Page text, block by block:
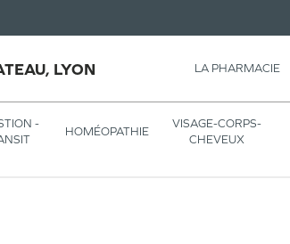
LYON LA PHARMACIE
-
HOMÉOPATHIE
VISAGE-CORPS-
CHEVEUX